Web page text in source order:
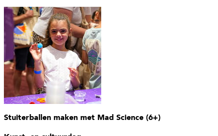
Stuiterballen maken met Mad Science (6+)